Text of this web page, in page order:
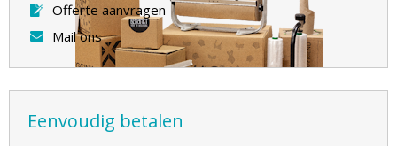
Offerte aanvragen
Mail ons
Eenvoudig betalen